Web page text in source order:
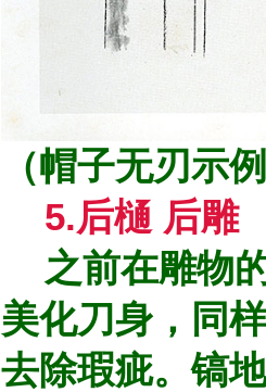
（帽子无刃示
5.后樋 后雕
之前在雕物
美化刀身，同
去除瑕疵。镐